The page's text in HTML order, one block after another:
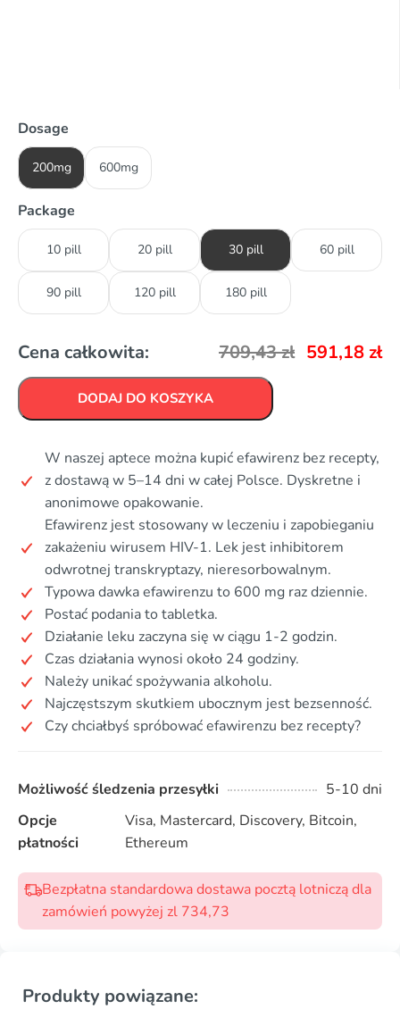
Dosage
200mg 600mg
Package
10 pill 20 pill 30 pill 60 pill
90 pill 120 pill 180 pill
Cena całkowita: 709,43zł 591,18 zł
DODAJ DO KOSZYKA
W naszej aptece można kupić efawirenz bez recepty,
z dostawą w 5–14 dni w całej Polsce. Dyskretne i
anonimowe opakowanie.
Efawirenz jest stosowany w leczeniu i zapobieganiu
zakażeniu wirusem HIV-1. Lek jest inhibitorem
odwrotnej transkryptazy, nieresorbowalnym.
Typowa dawka efawirenzu to 600 mg raz dziennie.
Postać podania to tabletka.
Działanie leku zaczyna się w ciągu 1-2 godzin.
Czas działania wynosi około 24 godziny.
Należy unikać spożywania alkoholu.
Najczęstszym skutkiem ubocznym jest bezsenność.
Czy chciałbyś spróbować efawirenzu bez recepty?
Możliwość śledzenia przesyłki
5-10 dni
Opcje
płatności
Visa, Mastercard, Discovery, Bitcoin,
Ethereum
Bezpłatna standardowa dostawa pocztą lotniczą dla
zamówień powyżej zl 734,73
Produkty powiązane: